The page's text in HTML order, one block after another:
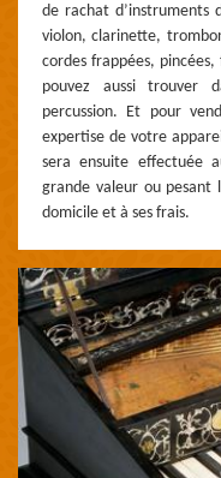
de rachat d’instruments
violon, clarinette,
cordes frappées,
pouvez aussi trouver
percussion. Et pour
expertise de votre
sera ensuite effectuée
grande valeur ou pesant
domicile et à ses frais.